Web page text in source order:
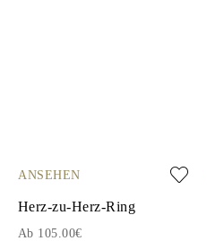
ANSEHEN
Herz-zu-Herz-Ring
Ab 105.00€